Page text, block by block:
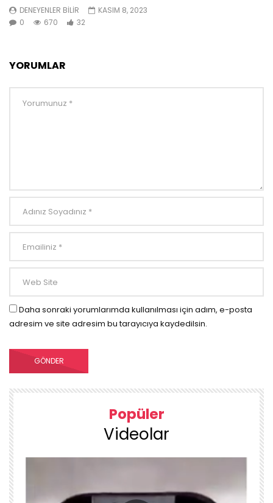
DENEYENLER BILIR
KASIM 8, 2023
0
670 32
YORUMLAR
Daha sonraki yorumlarımda kullanılması için adım, e-posta
adresim ve site adresim bu tarayıcıya kaydedilsin.
Popüler
Videolar